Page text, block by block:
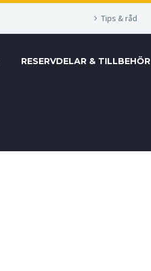
Tips & råd
RESERVDELAR & TILLBEHÖR